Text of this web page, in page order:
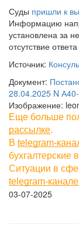
Суды пришли к
Информацию
установлена за
отсутствие
Источник:
Документ:
28.04.2025 N
Изображение:
Еще больше
рассылке.
В telegram-
бухгалтерские
Ситуации в
telegram-
03-07-2025